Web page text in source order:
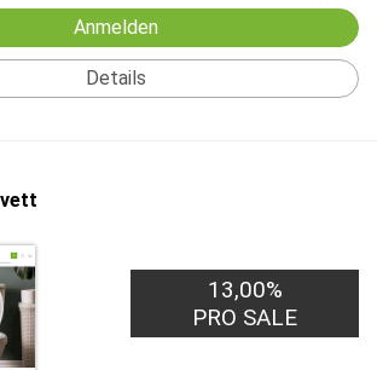
Anmelden
Details
13,00%
PRO SALE